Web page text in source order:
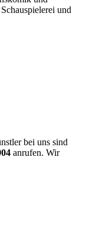
und
bei uns sind
anrufen. Wir